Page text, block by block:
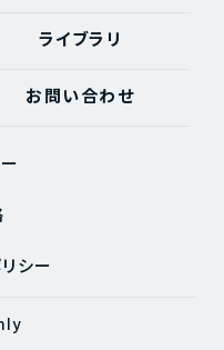
ライブラリ
お問い合わせ
シー